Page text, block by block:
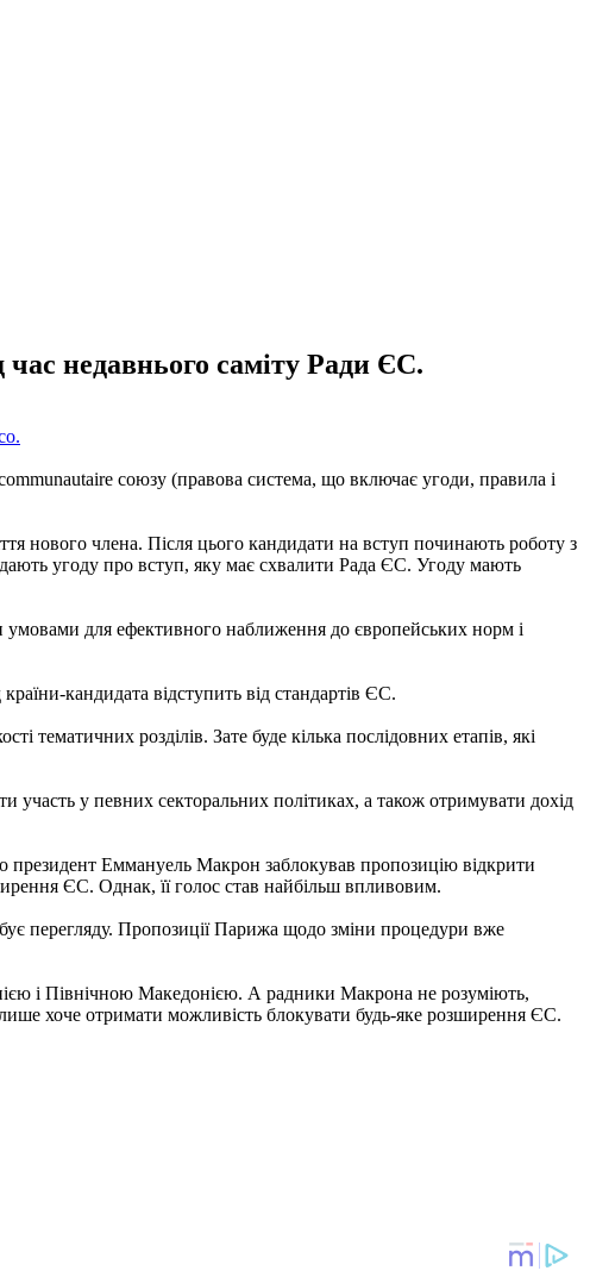
час недавнього саміту Ради ЄС.
союзу (правова система, що включає угоди, правила і
нового члена. Після цього кандидати на вступ починають роботу з
угоду про вступ, яку має схвалити Рада ЄС. Угоду мають
для ефективного наближення до європейських норм і
кандидата відступить від стандартів ЄС.
тематичних розділів. Зате буде кілька послідовних етапів, які
участь у певних секторальних політиках, а також отримувати дохід
президент Еммануель Макрон заблокував пропозицію відкрити
ЄС. Однак, її голос став найбільш впливовим.
перегляду. Пропозиції Парижа щодо зміни процедури вже
і Північною Македонією. А радники Макрона не розуміють,
хоче отримати можливість блокувати будь-яке розширення ЄС.